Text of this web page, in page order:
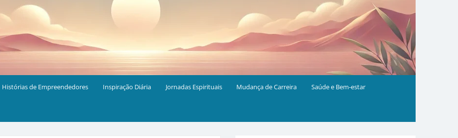
Histórias de Empreendedores Inspiração Diária Jornadas Espirituais Mudança de Carreira Saúde e Bem-estar